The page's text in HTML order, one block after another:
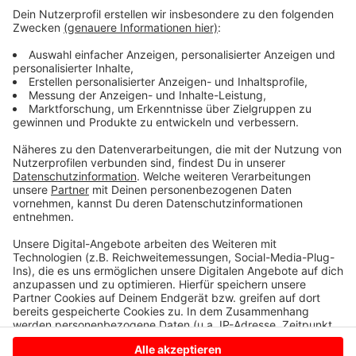
Wie wird euer Jahresstart 2024? Macht euch keine
Sorgen, alles wird gut! Auf rauer See braucht man
einen erfahrenen Kapitän, der einen in den sicheren
Hafen der guten Laune schippert. Atzes Mantra für ein
glückliches Leben: "Lass' mich mal machen." Also volle
Kraft voraus und viel Spaß bei Atze Schröders
Kaltstart 24.
Anzeige
Anzeige